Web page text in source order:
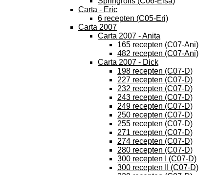
Carta - Eric
6 recepten (C05-Eri)
Carta 2007
Carta 2007 - Anita
165 recepten (C07-Ani)
482 recepten (C07-Ani)
Carta 2007 - Dick
198 recepten (C07-D)
227 recepten (C07-D)
232 recepten (C07-D)
243 recepten (C07-D)
249 recepten (C07-D)
250 recepten (C07-D)
255 recepten (C07-D)
271 recepten (C07-D)
274 recepten (C07-D)
280 recepten (C07-D)
300 recepten I (C07-D)
300 recepten II (C07-D)